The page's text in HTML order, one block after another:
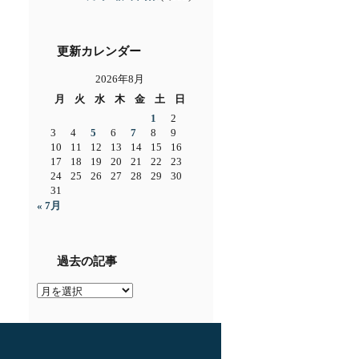
更新カレンダー
2026年8月
月
火 水 木 金 土
日
1
2
3
4 5 6 7 8
9
10
11 12 13 14 15
16
17
18 19 20 21 22
23
24
25 26 27 28 29
30
31
« 7月
過去の記事
過